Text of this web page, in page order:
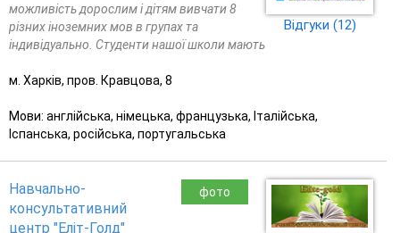
Відгуки (12)
можливість дорослим і дітям вивчати 8
різних іноземних мов в групах та
індивідуально. Студенти нашої школи мають
м. Харків, пров. Кравцова, 8
Мови: англійська, німецька, французька, Італійська,
Іспанська, російська, португальська
фото
Навчально-
консультативний
центр "Еліт-Голд"